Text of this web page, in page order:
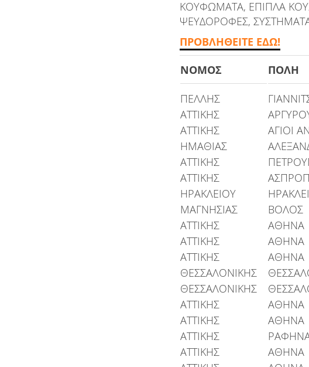
ΚΟΥΦΩΜΑΤΑ, ΕΠΙΠΛΑ
ΨΕΥΔΟΡΟΦΕΣ,
ΠΡΟΒΛΗΘΕΙΤΕ ΕΔΩ!
ΝΟΜΟΣ
ΠΟΛΗ
ΠΕΛΛΗΣ
ΑΤΤΙΚΗΣ
ΑΤΤΙΚΗΣ ΑΓΙΟΙ
ΗΜΑΘΙΑΣ
ΑΤΤΙΚΗΣ
ΑΤΤΙΚΗΣ
ΗΡΑΚΛΕΙΟΥ
ΜΑΓΝΗΣΙΑΣ ΒΟΛΟΣ
ΑΤΤΙΚΗΣ ΑΘΗΝΑ
ΑΤΤΙΚΗΣ ΑΘΗΝΑ
ΑΤΤΙΚΗΣ ΑΘΗΝΑ
ΘΕΣΣΑΛΟΝΙΚΗΣ
ΘΕΣΣΑΛΟΝΙΚΗΣ
ΑΤΤΙΚΗΣ ΑΘΗΝΑ
ΑΤΤΙΚΗΣ ΑΘΗΝΑ
ΑΤΤΙΚΗΣ
ΑΤΤΙΚΗΣ ΑΘΗΝΑ